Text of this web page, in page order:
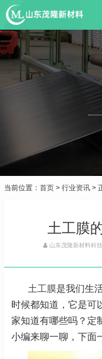
当前位置： 首页 > 行业资讯 >
土工膜
山东茂隆新材料科
土工膜是我们生
时候都知道，它是可
家知道有哪些吗？定
小编来聊一聊，下面